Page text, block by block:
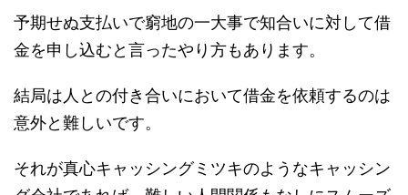
予期せぬ支払いで窮地の一大事で知合いに対して借
金を申し込むと言ったやり方もあります。
結局は人との付き合いにおいて借金を依頼するのは
意外と難しいです。
それが真心キャッシングミツキのようなキャッシン